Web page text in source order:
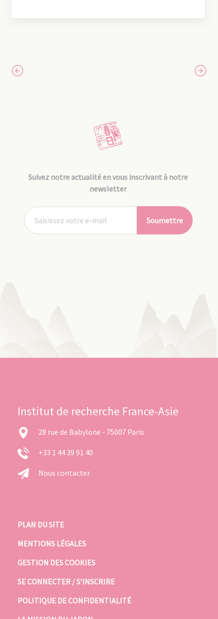
Suivez notre actualité en vous inscrivant à notre
newsletter
Soumettre
Institut de recherche France-Asie
28 rue de Babylone - 75007 Paris
+33 1 44 39 91 40
Nous contacter
PLAN DU SITE
MENTIONS LÉGALES
GESTION DES COOKIES
SE CONNECTER / S’INSCRIRE
POLITIQUE DE CONFIDENTIALITÉ